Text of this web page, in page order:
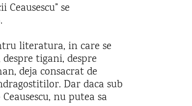
se
literatura, in care se
tigani, despre
deja consacrat de
Dar daca sub
nu putea sa